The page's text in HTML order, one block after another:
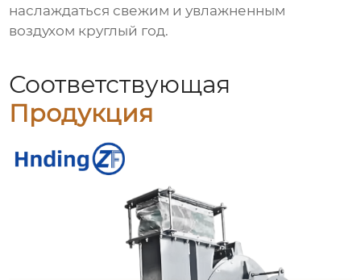
наслаждаться свежим и увлажненным
воздухом круглый год.
Соответствующая
Продукция